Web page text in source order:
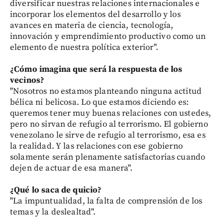
diversificar nuestras relaciones internacionales e
incorporar los elementos del desarrollo y los
avances en materia de ciencia, tecnología,
innovación y emprendimiento productivo como un
elemento de nuestra política exterior".
¿Cómo imagina que será la respuesta de los
vecinos?
"Nosotros no estamos planteando ninguna actitud
bélica ni belicosa. Lo que estamos diciendo es:
queremos tener muy buenas relaciones con ustedes,
pero no sirvan de refugio al terrorismo. El gobierno
venezolano le sirve de refugio al terrorismo, esa es
la realidad. Y las relaciones con ese gobierno
solamente serán plenamente satisfactorias cuando
dejen de actuar de esa manera".
¿Qué lo saca de quicio?
"La impuntualidad, la falta de comprensión de los
temas y la deslealtad".